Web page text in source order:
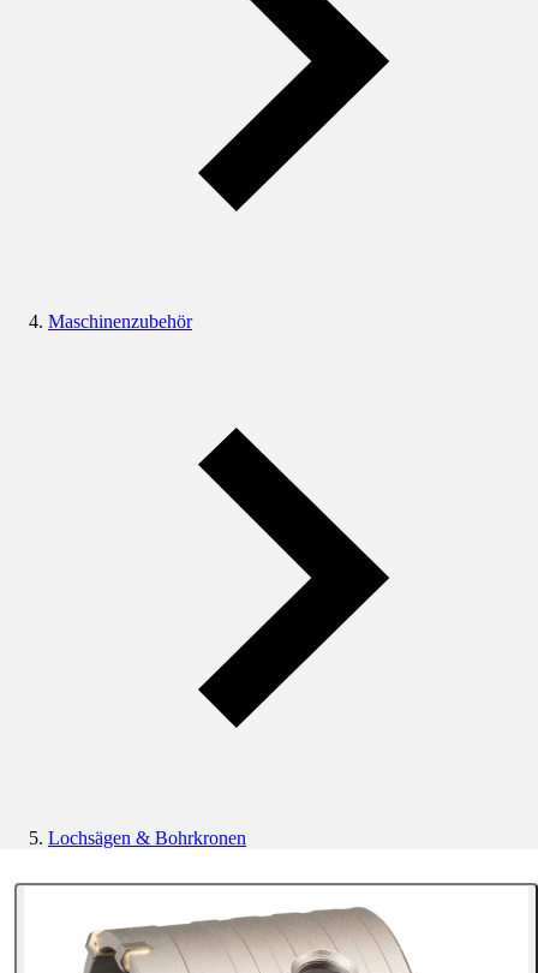
Maschinenzubehör
Lochsägen & Bohrkronen